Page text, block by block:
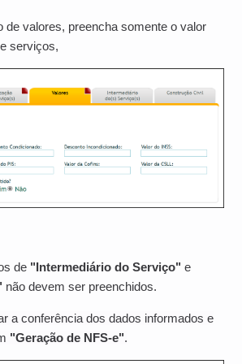
de valores, preencha somente o valor
serviços,
de "Intermediário do Serviço" e
não devem ser preenchidos.
a conferência dos dados informados e
"Geração de NFS-e".